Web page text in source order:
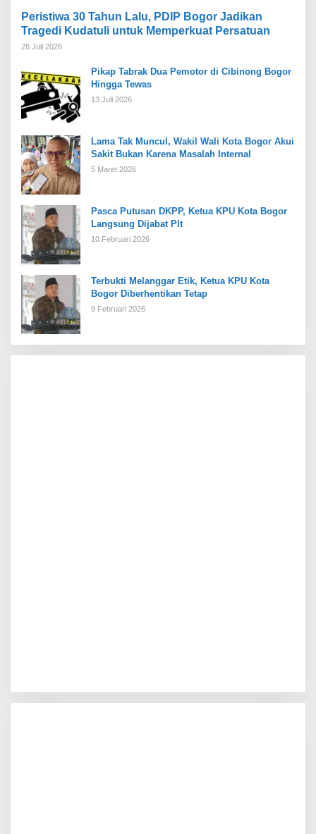
Peristiwa 30 Tahun Lalu, PDIP Bogor Jadikan
Tragedi Kudatuli untuk Memperkuat Persatuan
28 Juli 2026
Pikap Tabrak Dua Pemotor di Cibinong Bogor
Hingga Tewas
13 Juli 2026
Lama Tak Muncul, Wakil Wali Kota Bogor Akui
Sakit Bukan Karena Masalah Internal
5 Maret 2026
Pasca Putusan DKPP, Ketua KPU Kota Bogor
Langsung Dijabat Plt
10 Februari 2026
Terbukti Melanggar Etik, Ketua KPU Kota
Bogor Diberhentikan Tetap
9 Februari 2026